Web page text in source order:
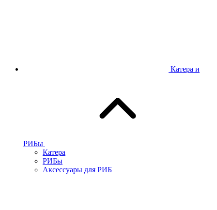
Катера и
РИБы
Катера
РИБы
Аксессуары для РИБ